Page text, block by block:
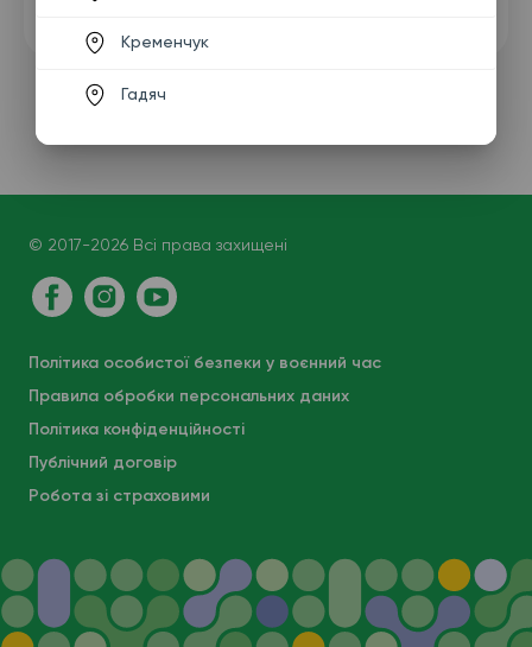
© 2017-2026 Всі права захищені
Політика особистої безпеки у воєнний час
Правила обробки персональних даних
Політика конфіденційності
Публічний договір
Робота зі страховими
Кременчук
Гадяч